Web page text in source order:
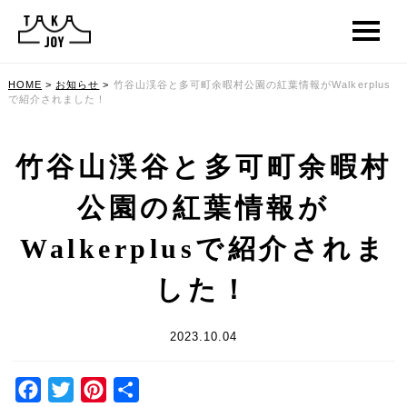
HOME > お知らせ > 竹谷山渓谷と多可町余暇村公園の紅葉情報がWalkerplus
で紹介されました！
竹谷山渓谷と多可町余暇村
公園の紅葉情報が
Walkerplusで紹介されま
した！
2023.10.04
Facebook
TwitterPinterest